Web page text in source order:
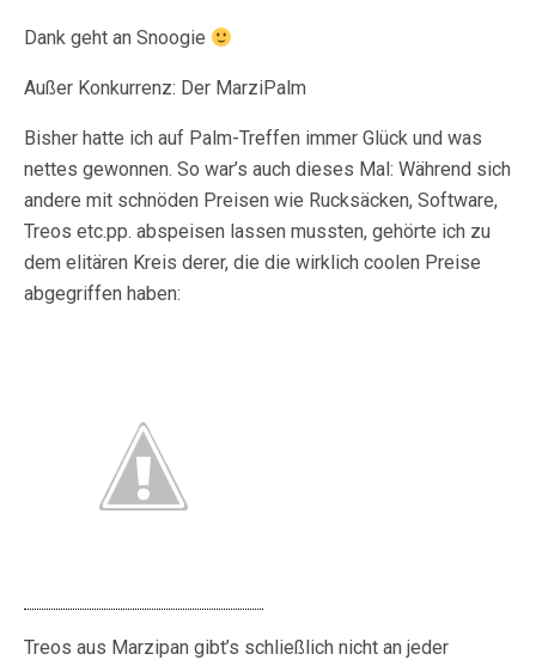
Dank geht an Snoogie
Außer Konkurrenz: Der MarziPalm
Bisher hatte ich auf Palm-Treffen immer Glück und was
nettes gewonnen. So war’s auch dieses Mal: Während sich
andere mit schnöden Preisen wie Rucksäcken, Software,
Treos etc.pp. abspeisen lassen mussten, gehörte ich zu
dem elitären Kreis derer, die die wirklich coolen Preise
abgegriffen haben:
Treos aus Marzipan gibt’s schließlich nicht an jeder